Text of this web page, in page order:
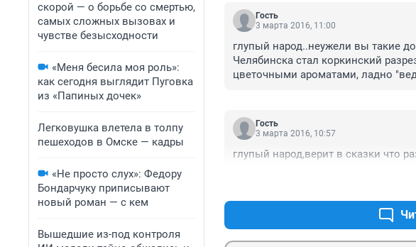
скорой — о борьбе со смертью,
самых сложных вызовах и
чувстве безысходности
«Меня бесила моя роль»:
как сегодня выглядит Пуговка
из «Папиных дочек»
Легковушка влетела в толпу
пешеходов в Омске — кадры
«Не просто слух»: Федору
Бондарчуку приписывают
новый роман — с кем
Вышедшие из-под контроля
Гость
3 марта 2016, 11:00
глупый народ..неужели вы такие
Челябинска стал коркинский
цветочными ароматами, ладно
Гость
3 марта 2016, 10:57
глупый народ,верит в сказки что